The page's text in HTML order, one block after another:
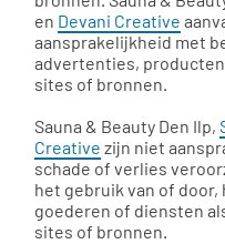
en Devani Creative
aansprakelijkheid met
advertenties,
sites of bronnen.
Sauna & Beauty Den Ilp,
Creative zijn niet
schade of verlies
het gebruik van of door,
goederen of diensten
sites of bronnen.